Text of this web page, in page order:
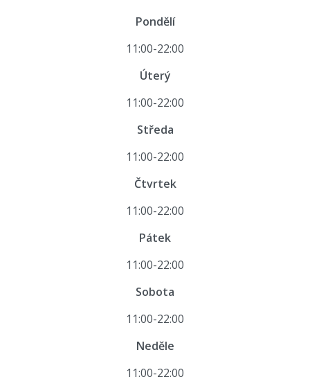
Pondělí
11:00-22:00
Úterý
11:00-22:00
Středa
11:00-22:00
Čtvrtek
11:00-22:00
Pátek
11:00-22:00
Sobota
11:00-22:00
Neděle
11:00-22:00